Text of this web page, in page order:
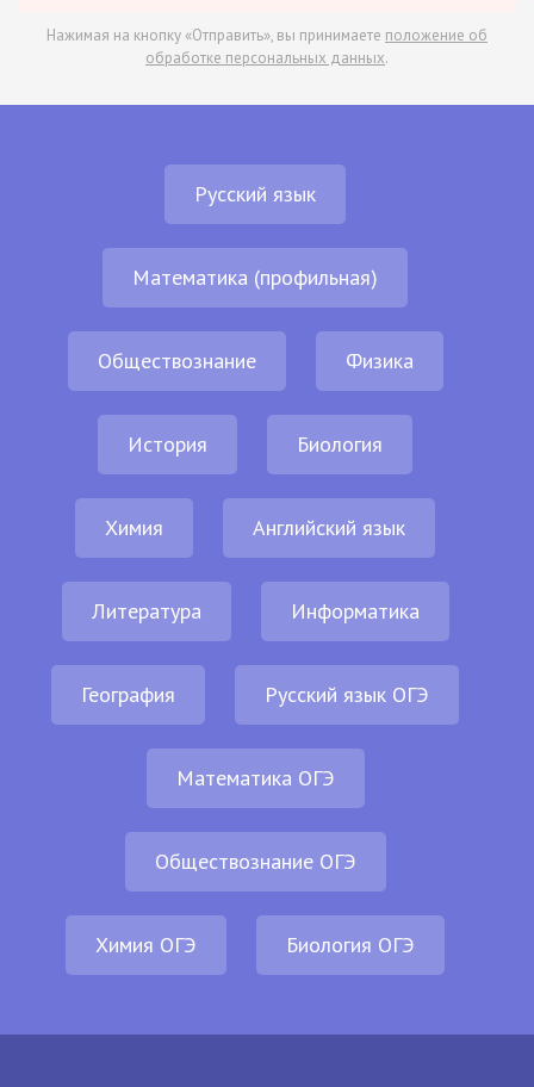
Нажимая на кнопку «Отправить», вы принимаете положение об
обработке персональных данных.
Русский язык
Математика (профильная)
Обществознание Физика
История Биология
Химия Английский язык
Литература Информатика
География Русский язык ОГЭ
Математика ОГЭ
Обществознание ОГЭ
Химия ОГЭ Биология ОГЭ